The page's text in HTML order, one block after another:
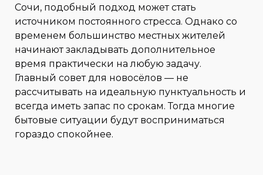
Сочи, подобный подход может стать
источником постоянного стресса. Однако со
временем большинство местных жителей
начинают закладывать дополнительное
время практически на любую задачу.
Главный совет для новосёлов — не
рассчитывать на идеальную пунктуальность и
всегда иметь запас по срокам. Тогда многие
бытовые ситуации будут восприниматься
гораздо спокойнее.